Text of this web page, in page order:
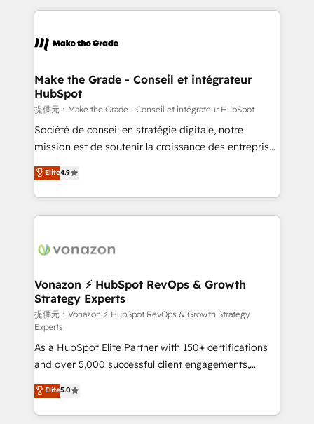
collecte et de l’analyse des données pour des
de la productivité des équipes Notre équipe de 30
avec un engagement total, alignant processus
métiers et technologie, et guidant vos équipes à
travers le changement, tout en centrant vos objectifs
d’entreprise. Grâce à une méthodologie éprouvée
auprès de plus de 400 clients, nous comprenons
HubSpot dans votre organisation. Pour toute
question technique ou besoin de structuration de
Make the Grade - Conseil et intégrateur
HubSpot
提供元：Make the Grade - Conseil et intégrateur HubSpot
Société de conseil en stratégie digitale, notre
mission est de soutenir la croissance des entreprises
B2B à travers l’acquisition de nouveaux clients,
l'intégration CRM et le développement des revenus
auprès de vos comptes existants. En France et à
l'international, nous travaillons avec des ETI
delà d’une simple transformation digitale et des
➤ L’intégration de CRM et de méthodologie RevOps
pour aligner les équipes marketing, commerciales et
support client (data migration, synchronisation API,
audit et maintenance) ➤ La création de sites internet
de conversion qui transforment les visiteurs en
opportunités d'affaires ➤ La mise en place de
stratégies d'acquisition marketing (SEO, SEA,
inbound, automatisation marketing, ABM, IA,
emailing) Informations clés : - 10 ans d'expérience -
Elite4.9
Vonazon ⚡ HubSpot RevOps & Growth
Strategy Experts
提供元：Vonazon ⚡ HubSpot RevOps & Growth Strategy
Experts
As a HubSpot Elite Partner with 150+ certifications
and over 5,000 successful client engagements,
Vonazon turns marketing complexity into
measurable, scalable growth. From onboarding to
enterprise-grade campaigns, our in-house team
Elite5.0